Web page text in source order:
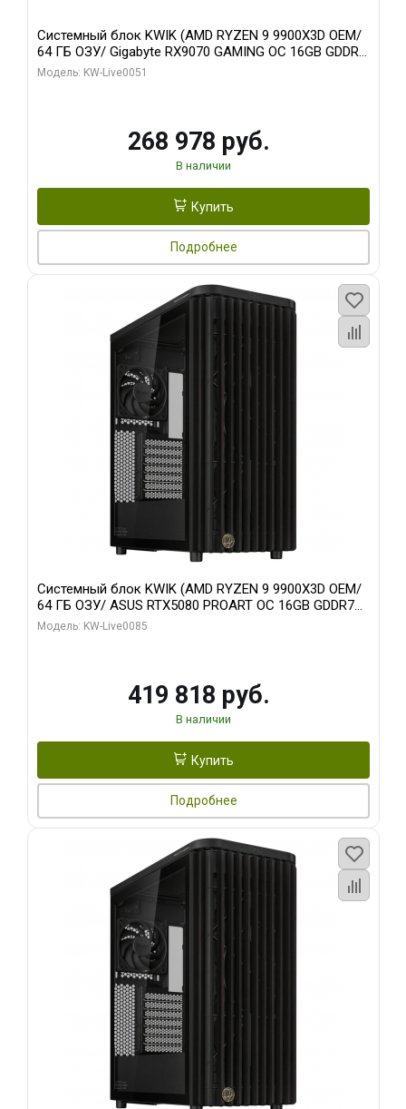
Системный блок KWIK (AMD RYZEN 9 9900X3D OEM/
64 ГБ ОЗУ/ Gigabyte RX9070 GAMING OC 16GB GDDR6
256bit 2xDP 2xH/ 960 ГБ SSD)
Модель: KW-Live0051
268 978 руб.
В наличии
Купить
Подробнее
Системный блок KWIK (AMD RYZEN 9 9900X3D OEM/
64 ГБ ОЗУ/ ASUS RTX5080 PROART OC 16GB GDDR7
256bit Type-C DP 2/ 960 ГБ SSD)
Модель: KW-Live0085
419 818 руб.
В наличии
Купить
Подробнее